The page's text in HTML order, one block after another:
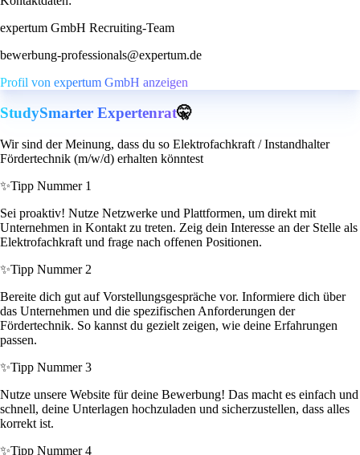
expertum GmbH Recruiting-Team
bewerbung-professionals@expertum.de
Profil von expertum GmbH anzeigen
StudySmarter Expertenrat🤫
Wir sind der Meinung, dass du so Elektrofachkraft / Instandhalter
Fördertechnik (m/w/d) erhalten könntest
✨Tipp Nummer 1
Sei proaktiv! Nutze Netzwerke und Plattformen, um direkt mit
Unternehmen in Kontakt zu treten. Zeig dein Interesse an der Stelle als
Elektrofachkraft und frage nach offenen Positionen.
✨Tipp Nummer 2
Bereite dich gut auf Vorstellungsgespräche vor. Informiere dich über
das Unternehmen und die spezifischen Anforderungen der
Fördertechnik. So kannst du gezielt zeigen, wie deine Erfahrungen
passen.
✨Tipp Nummer 3
Nutze unsere Website für deine Bewerbung! Das macht es einfach und
schnell, deine Unterlagen hochzuladen und sicherzustellen, dass alles
korrekt ist.
✨Tipp Nummer 4